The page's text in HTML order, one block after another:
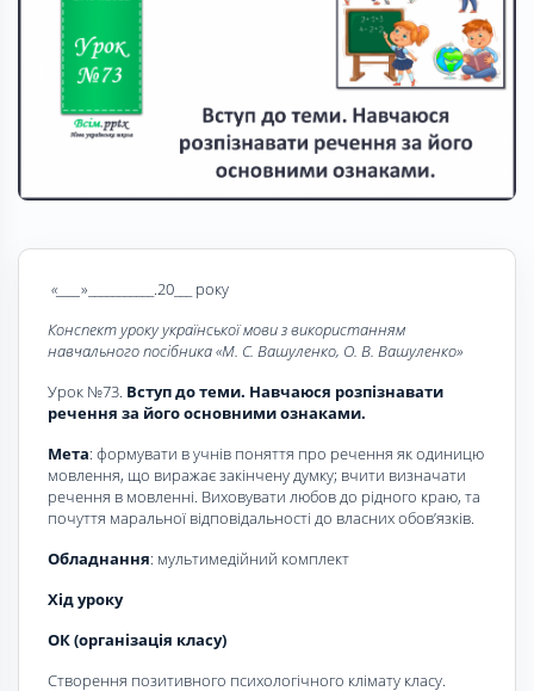
«____ »___________.20___ року
Конспект уроку української мови з використанням
навчального посібника «М. С. Вашуленко, О. В. Вашуленко»
Урок №73. Вступ до теми. Навчаюся розпізнавати
речення за його основними ознаками.
Мета: формувати в учнів поняття про речення як одиницю
мовлення, що виражає закінчену думку; вчити визначати
речення в мовленні. Виховувати любов до рідного краю, та
почуття маральної відповідальності до власних обов’язків.
Обладнання: мультимедійний комплект
Хід уроку
ОК (організація класу)
Створення позитивного психологічного клімату класу.